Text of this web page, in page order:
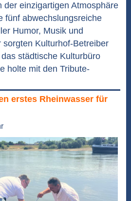
der einzigartigen Atmosphäre
fünf abwechslungsreiche
Humor, Musik und
sorgten Kulturhof-Betreiber
städtische Kulturbüro
holte mit den Tribute-
erstes Rheinwasser für